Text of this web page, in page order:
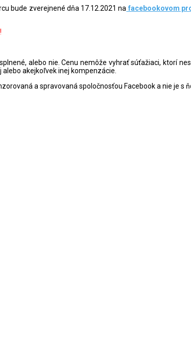
bude zverejnené dňa 17.12.2021 na facebookovom
alebo nie. Cenu nemôže vyhrať súťažiaci, ktorí
akejkoľvek inej kompenzácie.
a spravovaná spoločnosťou Facebook a nie je s